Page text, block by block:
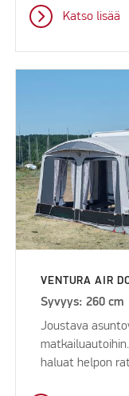
Katso lisää
VENTURA AIR
Syvyys: 260 cm
Joustava
haluat helpon